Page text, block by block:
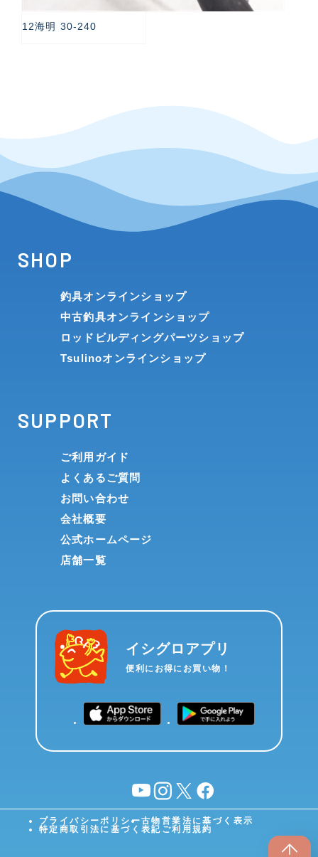
12海明 30-240
SHOP
釣具オンラインショップ
中古釣具オンラインショップ
ロッドビルディングパーツショップ
Tsulinoオンラインショップ
SUPPORT
ご利用ガイド
よくあるご質問
お問い合わせ
会社概要
公式ホームページ
店舗一覧
イシグロアプリ
便利にお得にお買い物！
YouTubeinstagram
X facebook
プライバシーポリシー古物営業法に基づく表示
特定商取引法に基づく表記 ご利用規約